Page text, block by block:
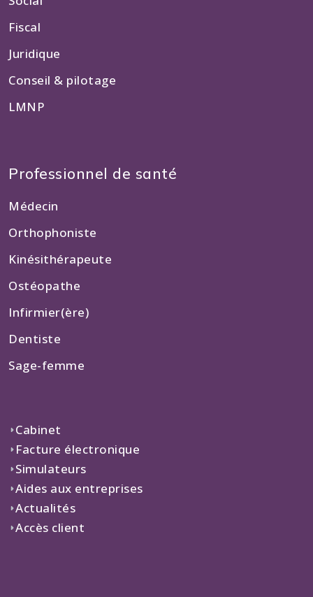
Fiscal
Juridique
Conseil & pilotage
LMNP
Professionnel de santé
Médecin
Orthophoniste
Kinésithérapeute
Ostéopathe
Infirmier(ère)
Dentiste
Sage-femme
Cabinet
Facture électronique
Simulateurs
Aides aux entreprises
Actualités
Accès client